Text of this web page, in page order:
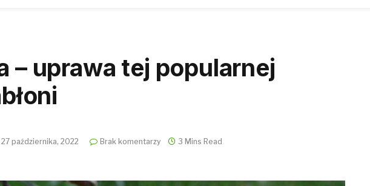
– uprawa tej popularnej
27 października, 2022 Brak komentarzy 3 Mins Read